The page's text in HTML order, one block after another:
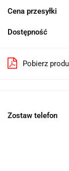
Cena przesyłki
Dostępność
Pobierz
Zostaw telefon